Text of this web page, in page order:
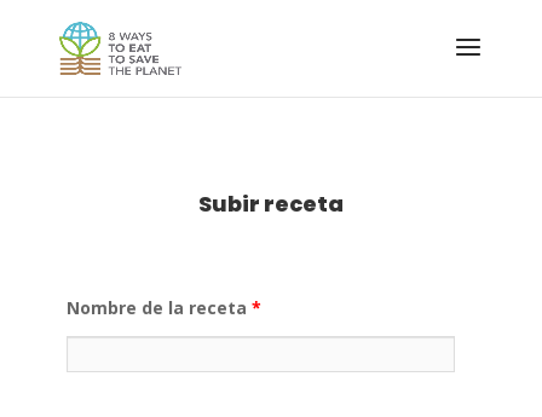
Subir receta
Nombre de la receta *